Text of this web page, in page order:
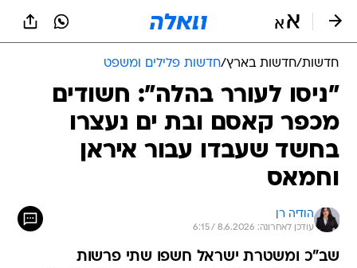
חדשות/חדשות בארץ/חדשות פלילים ומשפט
"ניסו לעורר בהלה": חשודים
מכפר קאסם ובת ים נעצרו
בחשד שעבדו עבור איראן
וחמאס
הודיה רן
עודכן לאחרונה: 8.6.2026 / 6:15
שב"כ ומשטרת ישראל חשפו שתי פרשות